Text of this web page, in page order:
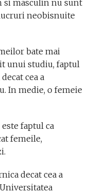
masculin nu sunt
neobisnuite
bate mai
unui studiu, faptul
cea a
In medie, o femeie
faptul ca
femeile,
decat cea a